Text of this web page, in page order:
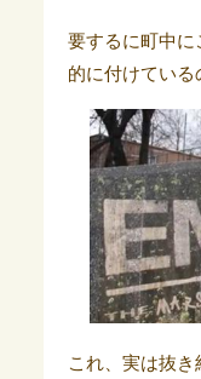
要するに町中に
的に付けている
これ、実は抜